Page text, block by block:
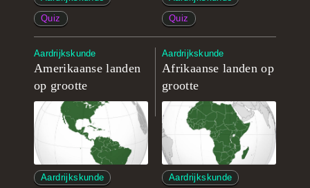
Quiz
Quiz
Aardrijkskunde
Amerikaanse landen
op grootte
Aardrijkskunde
Aardrijkskunde
Afrikaanse landen op
grootte
Aardrijkskunde